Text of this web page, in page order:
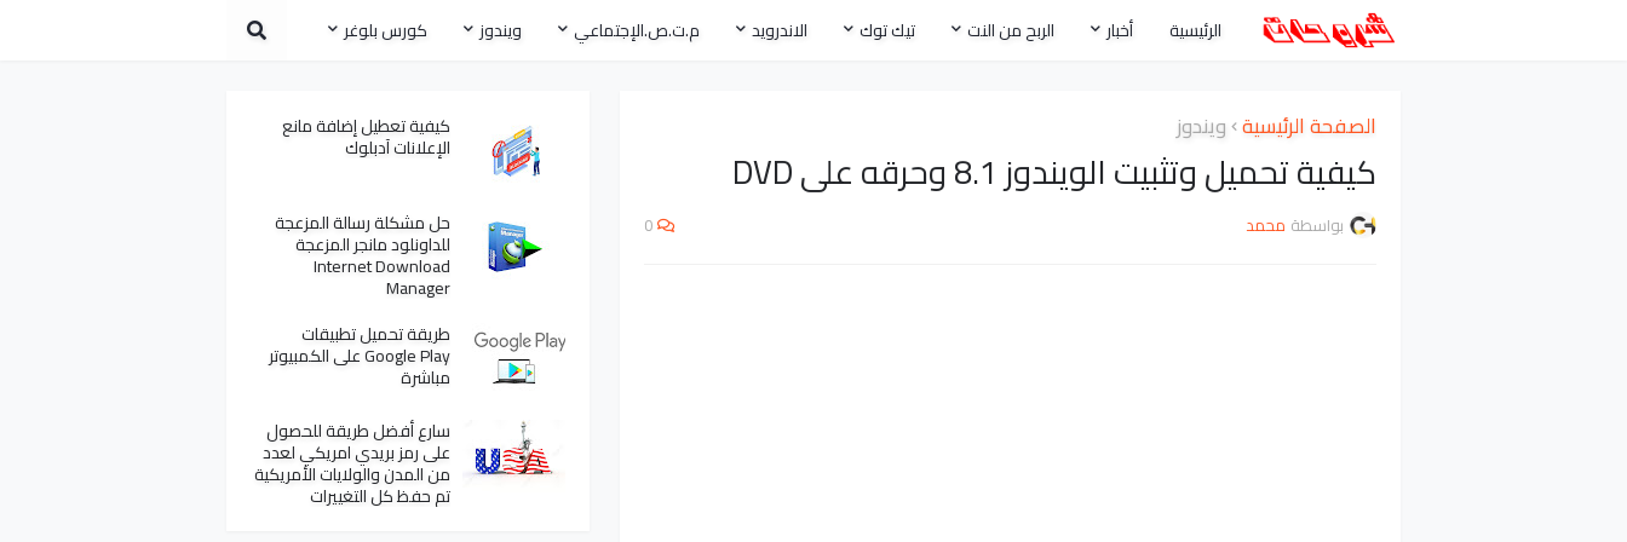
الرئيسية أخبار الربح من النت تيك توك الاندرويد م.ت.ص.الإجتماعي ويندوز كورس بلوغر
الصفحة الرئيسية ويندوز
كيفية تحميل وتثبيت الويندوز 8.1 وحرقه على DVD
بواسطة محمد 0
كيفية تعطيل إضافة مانع
الإعلانات آدبلوك
حل مشكلة رسالة المزعجة
للداونلود مانجر المزعجة
Internet Download
Manager
طريقة تحميل تطبيقات
Google Play على الكمبيوتر
مباشرة
سارع أفضل طريقة للحصول
على رمز بريدي امريكي لعدد
من المدن والولايات الأمريكية
تم حفظ كل التغييرات